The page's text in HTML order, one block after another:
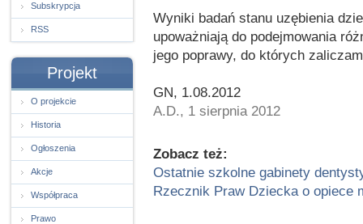
Subskrypcja
RSS
Projekt
O projekcie
Historia
Ogłoszenia
Akcje
Współpraca
Prawo
Wyniki badań stanu uzębienia
upoważniają do podejmowania
jego poprawy, do których
GN, 1.08.2012
A.D., 1 sierpnia 2012
Zobacz też:
Ostatnie szkolne gabinety
Rzecznik Praw Dziecka o opiece